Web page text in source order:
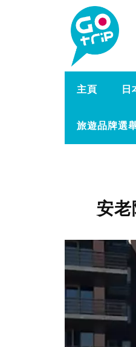
主頁 日
旅遊品牌選
安